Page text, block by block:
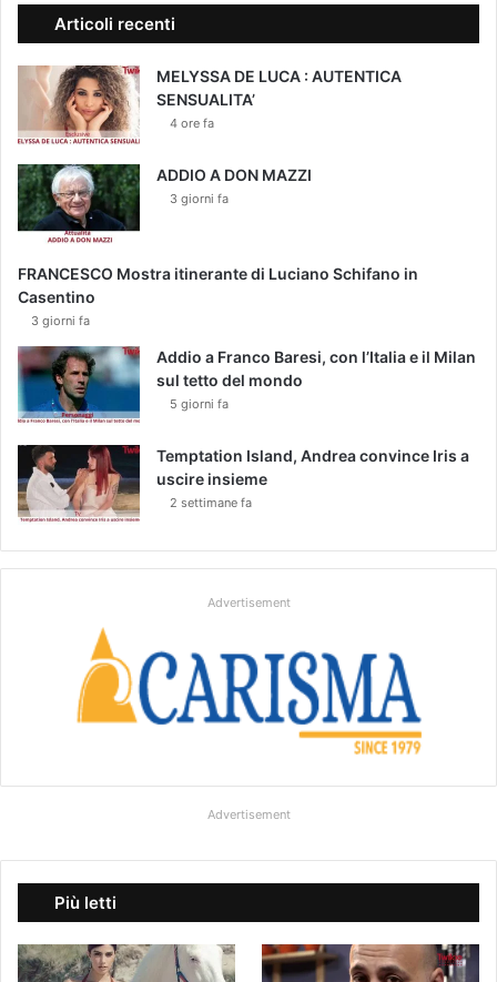
Articoli recenti
MELYSSA DE LUCA : AUTENTICA
SENSUALITA’
4 ore fa
ADDIO A DON MAZZI
3 giorni fa
FRANCESCO Mostra itinerante di Luciano Schifano in
Casentino
3 giorni fa
Addio a Franco Baresi, con l’Italia e il Milan
sul tetto del mondo
5 giorni fa
Temptation Island, Andrea convince Iris a
uscire insieme
2 settimane fa
Advertisement
Advertisement
Più letti